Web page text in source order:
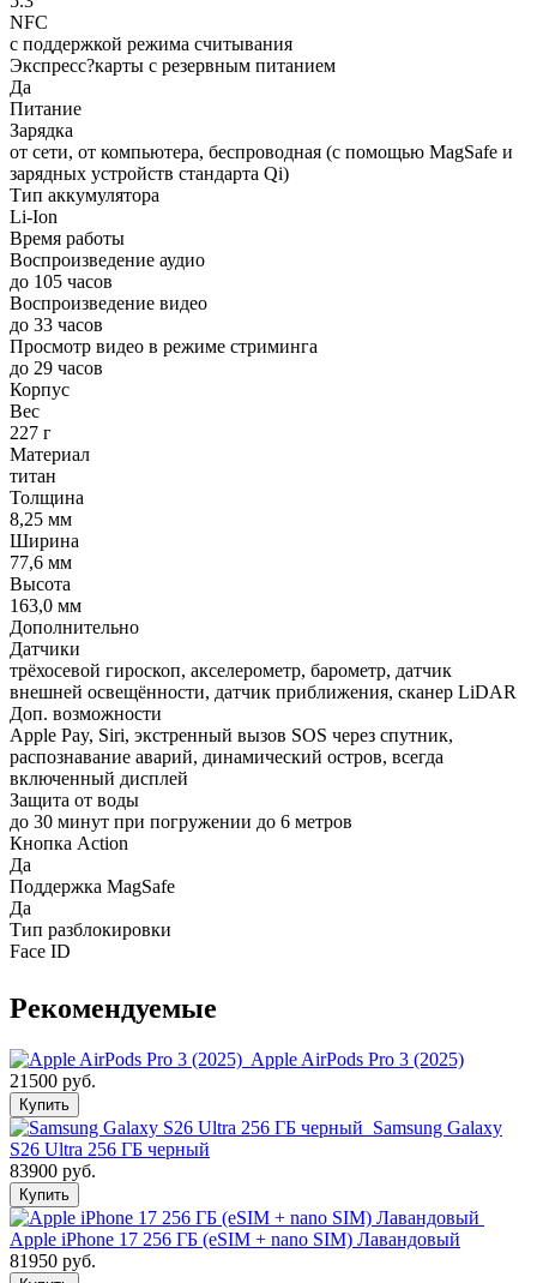
NFC
с поддержкой режима считывания
Экспресс?карты с резервным питанием
Да
Питание
Зарядка
от сети, от компьютера, беспроводная (с помощью MagSafe и
зарядных устройств стандарта Qi)
Тип аккумулятора
Li-Ion
Время работы
Воспроизведение аудио
до 105 часов
Воспроизведение видео
до 33 часов
Просмотр видео в режиме стриминга
до 29 часов
Корпус
Вес
227 г
Материал
титан
Толщина
8,25 мм
Ширина
77,6 мм
Высота
163,0 мм
Дополнительно
Датчики
трёхосевой гироскоп, акселерометр, барометр, датчик
внешней освещённости, датчик приближения, сканер LiDAR
Доп. возможности
Apple Pay, Siri, экстренный вызов SOS через спутник,
распознавание аварий, динамический остров, всегда
включенный дисплей
Защита от воды
до 30 минут при погружении до 6 метров
Кнопка Action
Да
Поддержка MagSafe
Да
Тип разблокировки
Face ID
Рекомендуемые
Apple AirPods Pro 3 (2025)
21500 руб.
Купить
Samsung Galaxy
S26 Ultra 256 ГБ черный
83900 руб.
Купить
Apple iPhone 17 256 ГБ (eSIM + nano SIM) Лавандовый
81950 руб.